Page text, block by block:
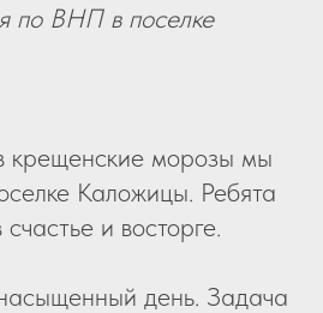
по ВНП в поселке
крещенские морозы мы
Каложицы. Ребята
и восторге.
день. Задача